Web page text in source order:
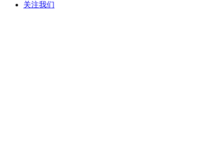
关注我们